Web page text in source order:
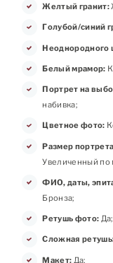
Желтый гранит:
Голубой/синий
Неоднородного
Белый мрамор:
Портрет на
набивка;
Цветное фото:
Размер
Увеличенный по
ФИО, даты,
Бронза;
Ретушь фото: Да;
Сложная
Макет: Да;